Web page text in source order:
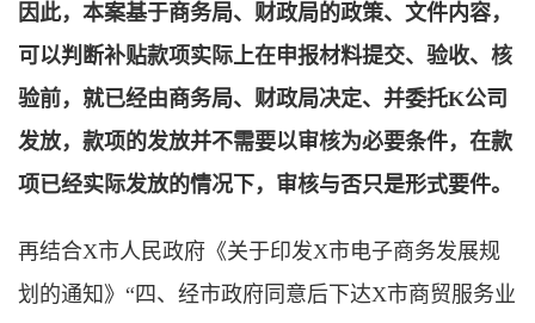
因此，本案基于商务局、财政局的政策、文件内容，
可以判断补贴款项实际上在申报材料提交、验收、核
验前，就已经由商务局、财政局决定、并委托K公司
发放，款项的发放并不需要以审核为必要条件，在款
项已经实际发放的情况下，审核与否只是形式要件。
再结合X市人民政府《关于印发X市电子商务发展规
划的通知》“四、经市政府同意后下达X市商贸服务业